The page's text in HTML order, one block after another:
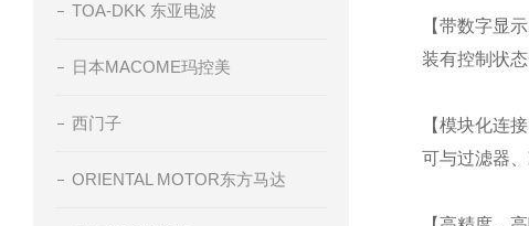
TOA-DKK 东亚电波
日本MACOME玛控美
西门子
ORIENTAL MOTOR东方马达
【带数字显示
装有控制状
【模块化连接
可与过滤器